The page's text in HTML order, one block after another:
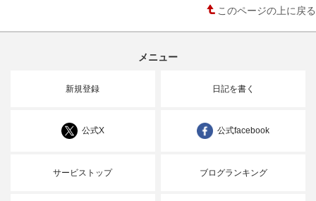
このページの上に戻る
メニュー
新規登録 日記を書く
公式X 公式facebook
サービストップ ブログランキング